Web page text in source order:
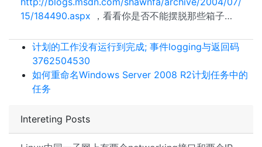
Intereting Posts
15/184490.aspx ，看看你是否不能摆脱那些箱子…
计划的工作没有运行到完成; 事件logging与返回码
3762504530
如何重命名Windows Server 2008 R2计划任务中的
任务